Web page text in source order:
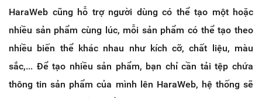
HaraWeb cũng hỗ trợ người dùng có thể tạo một hoặc
nhiều sản phẩm cùng lúc, mỗi sản phẩm có thể tạo theo
nhiều biến thể khác nhau như kích cỡ, chất liệu, màu
sắc,... Để tạo nhiều sản phẩm, bạn chỉ cần tải tệp chứa
thông tin sản phẩm của mình lên HaraWeb, hệ thống sẽ